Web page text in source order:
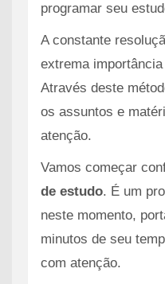
programar seu
A constante
extrema
Através deste
os assuntos e
atenção.
Vamos começar
de estudo. É um
neste momento,
minutos de seu
com atenção.